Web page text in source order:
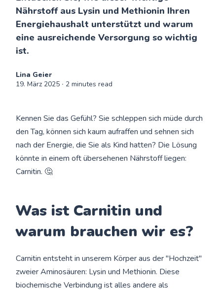
Nährstoff aus Lysin und Methionin Ihren
Energiehaushalt unterstützt und warum
eine ausreichende Versorgung so wichtig
ist.
Lina Geier
19. März 2025 ∙ 2 minutes read
Kennen Sie das Gefühl? Sie schleppen sich müde durch
den Tag, können sich kaum aufraffen und sehnen sich
nach der Energie, die Sie als Kind hatten? Die Lösung
könnte in einem oft übersehenen Nährstoff liegen:
Carnitin. 🤔
Was ist Carnitin und
warum brauchen wir es?
Carnitin entsteht in unserem Körper aus der "Hochzeit"
zweier Aminosäuren: Lysin und Methionin. Diese
biochemische Verbindung ist alles andere als